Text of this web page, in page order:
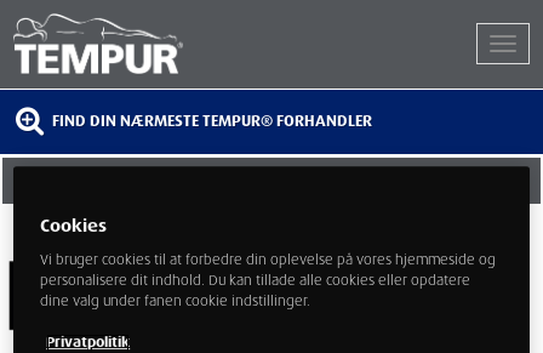
FIND DIN NÆRMESTE TEMPUR® FORHANDLER
Kastrup
Hovedstaden
Cookies
Vi bruger cookies til at forbedre din oplevelse på vores hjemmeside og
personalisere dit indhold. Du kan tillade alle cookies eller opdatere
dine valg under fanen cookie indstillinger.
Privatpolitik